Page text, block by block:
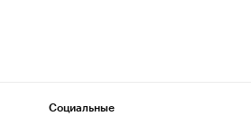
Социальные